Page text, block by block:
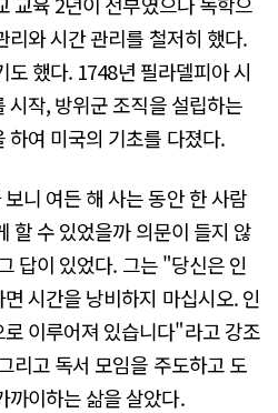
리와 시간 관리를 철저히 했다.
도 했다. 1748년 필라델피아 시
시작, 방위군 조직을 설립하는
하여 미국의 기초를 다졌다.
니 여든 해 사는 동안 한 사람
할 수 있었을까 의문이 들지 않
답이 있었다. 그는 "당신은 인
시간을 낭비하지 마십시오. 인
이루어져 있습니다"라고 강조
리고 독서 모임을 주도하고 도
까이하는 삶을 살았다.